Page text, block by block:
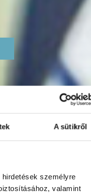
A sütikről
személyre
valamint